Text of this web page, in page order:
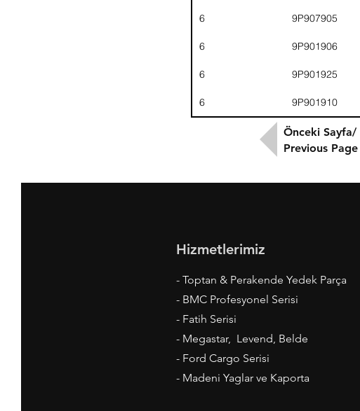
6 9P907905
6 9P901906
6 9P901925
6 9P901910
Önceki Sayfa/
Previous Page
Hizmetlerimiz
- Toptan & Perakende Yedek Parça
- BMC Profesyonel Serisi
- Fatih Serisi
- Megastar, Levend, Belde
- Ford Cargo Serisi
- Madeni Yaglar ve Kaporta